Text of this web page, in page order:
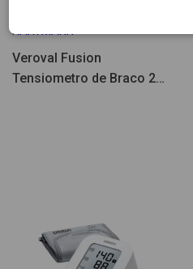
HARTMANN
Veroval Fusion
Tensiometro de Braco 22-